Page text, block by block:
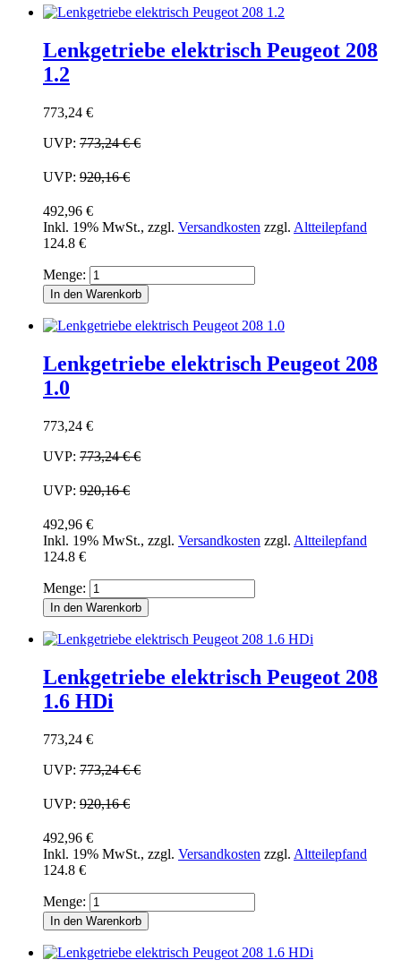
Lenkgetriebe elektrisch Peugeot 208
1.2
773,24 €
UVP: 773,24 €€
UVP: 920,16 €
492,96 €
Inkl. 19% MwSt., zzgl. Versandkosten zzgl. Altteilepfand
124.8 €
Menge:
In den Warenkorb
Lenkgetriebe elektrisch Peugeot 208
1.0
773,24 €
UVP: 773,24 €€
UVP: 920,16 €
492,96 €
Inkl. 19% MwSt., zzgl. Versandkosten zzgl. Altteilepfand
124.8 €
Menge:
In den Warenkorb
Lenkgetriebe elektrisch Peugeot 208
1.6 HDi
773,24 €
UVP: 773,24 €€
UVP: 920,16 €
492,96 €
Inkl. 19% MwSt., zzgl. Versandkosten zzgl. Altteilepfand
124.8 €
Menge:
In den Warenkorb